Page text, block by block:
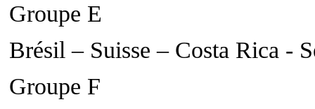
Groupe E
Brésil – Suisse – Costa Rica -
Groupe F